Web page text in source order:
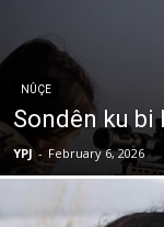
NÛÇE
Sondên ku bi
YPJ - February 6, 2026